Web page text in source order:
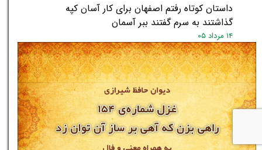
داستان کوتاه رفتم اصفهان برای کار آسان کپه
گذاشتند به سرم گفتند ببر آسمان
۱۴ مرداد ۰۵